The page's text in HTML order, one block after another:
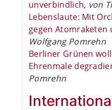
unverbindlich, von
Lebenslaute: Mit
gegen Atomraketen
Wolfgang Pomrehn
Berliner Grünen
Ehrenmale
Pomrehn